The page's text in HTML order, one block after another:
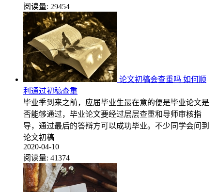
阅读量: 29454
论文初稿会查重吗 如何顺
利通过初稿查重
毕业季到来之前，应届毕业生最在意的便是毕业论文是
否能够通过，毕业论文要经过层层查重和导师审核指
导，通过最后的答辩方可以成功毕业。不少同学会问到
论文初稿
2020-04-10
阅读量: 41374